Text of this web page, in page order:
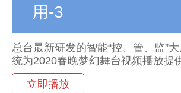
用-3
总台最新研发的智能“控、管、监”
统为2020春晚梦幻舞台视频播放提
障。为确保春晚直播的安全播出，针
会场大屏播放需求，总台自主研发了
立即播放